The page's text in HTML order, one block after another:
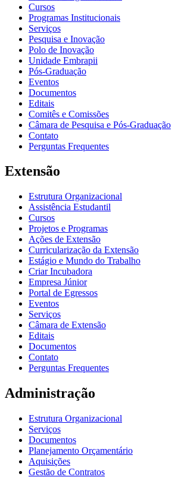
Cursos
Programas Institucionais
Serviços
Pesquisa e Inovação
Polo de Inovação
Unidade Embrapii
Pós-Graduação
Eventos
Documentos
Editais
Comitês e Comissões
Câmara de Pesquisa e Pós-Graduação
Contato
Perguntas Frequentes
Extensão
Estrutura Organizacional
Assistência Estudantil
Cursos
Projetos e Programas
Ações de Extensão
Curricularização da Extensão
Estágio e Mundo do Trabalho
Criar Incubadora
Empresa Júnior
Portal de Egressos
Eventos
Serviços
Câmara de Extensão
Editais
Documentos
Contato
Perguntas Frequentes
Administração
Estrutura Organizacional
Serviços
Documentos
Planejamento Orçamentário
Aquisições
Gestão de Contratos